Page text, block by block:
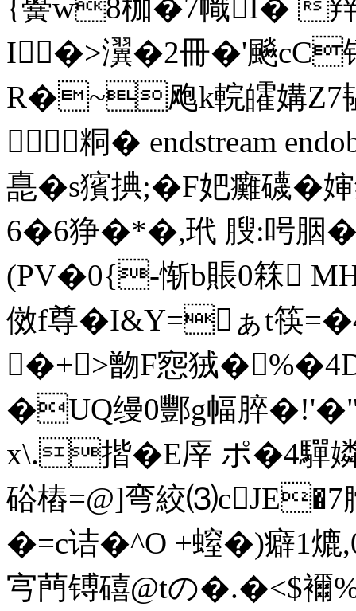
{黌w8枷�7幟I� 辡
I�>瀷�2冊�'飈cC
R�~飑k輐皬媾Z7韫
 粡� endstream
嗭�s獱捵;�F妑癱礣�
6�6狰�*�,玳 膄:呺胭
(PV�0{-惭b賬0箖
傚f尊�I&Y=ぁt筷
�+>朆F惌狨
�UQ缦0酆g幅脺
x\.揩�E厗 ポ�4驒
硲樁 =@]弯絞
�=c诘�^O +螲�)癖1熝
宆菛镈礂@tの�.�<$襧